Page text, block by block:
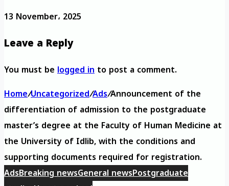
13 November، 2025
Leave a Reply
You must belogged into post a comment.
Home/Uncategorized/Ads/Announcement of the
differentiation of admission to the postgraduate
master’s degree at the Faculty of Human Medicine at
the University of Idlib, with the conditions and
supporting documents required for registration.
AdsBreaking newsGeneral newsPostgraduate